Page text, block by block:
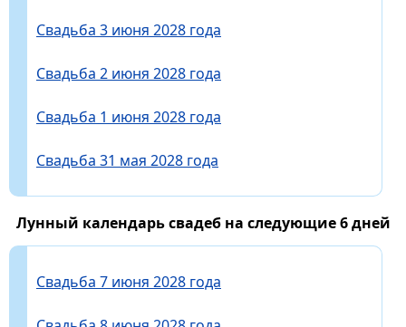
Свадьба 3 июня 2028 года
Свадьба 2 июня 2028 года
Свадьба 1 июня 2028 года
Свадьба 31 мая 2028 года
Лунный календарь свадеб на следующие 6 дней
Свадьба 7 июня 2028 года